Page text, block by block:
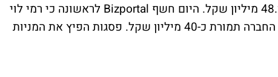
מניית רמי לוי איבדה 0.5% במחזור ער של 48.2 מיליון שקל. היום חשף Bizportal לראשונה כי רמי לוי
מכר לבית ההשקעות פסגות כ-4.5% ממניות החברה תמורת כ-40 מיליון שקל. פסגות הפיץ את המניות